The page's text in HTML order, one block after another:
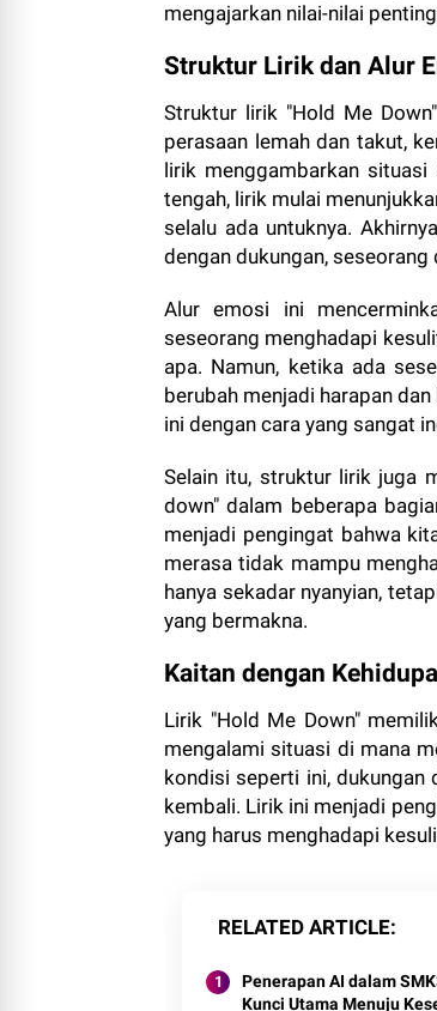
mengajarkan nilai-nilai
Struktur Lirik dan Alur
Struktur lirik "Hold Me
perasaan lemah dan takut,
lirik menggambarkan
tengah, lirik mulai
selalu ada untuknya.
dengan dukungan,
Alur emosi ini
seseorang menghadapi
apa. Namun, ketika ada
berubah menjadi harapan
ini dengan cara yang sangat
Selain itu, struktur lirik juga
down" dalam beberapa
menjadi pengingat bahwa
merasa tidak mampu
hanya sekadar nyanyian,
yang bermakna.
Kaitan dengan
Lirik "Hold Me Down"
mengalami situasi di mana
kondisi seperti ini,
kembali. Lirik ini menjadi
yang harus menghadapi
RELATED ARTICLE
Penerapan AI dalam
Kunci Utama Menuju